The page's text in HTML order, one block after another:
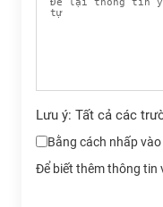
Lưu ý: Tất cả các
Bằng cách nhấp vào
Để biết thêm thông tin